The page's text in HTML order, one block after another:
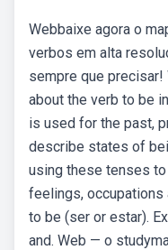
Webbaixe agora o
verbos em alta
sempre que precisar!
about the verb to be
is used for the past,
describe states of
using these tenses
feelings,
to be (ser or estar).
and. Web — o